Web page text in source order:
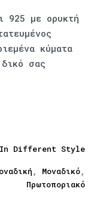
925 με ορυκτή
κύματα
σας
Different Style
Μοναδικό
Πρωτοποριακό